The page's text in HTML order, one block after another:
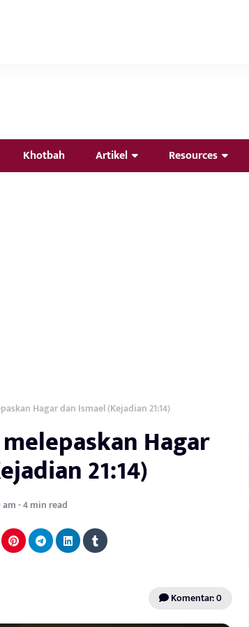
Khotbah Artikel Resources
Hagar dan Ismael (Kejadian 21:14)
Hagar
21:14)
am - 4 min read
Komentar: 0